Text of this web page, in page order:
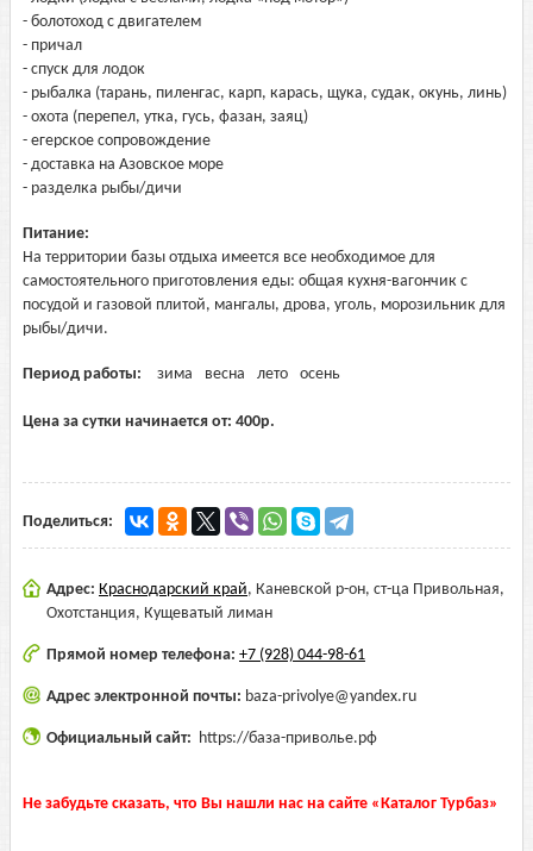
- болотоход с двигателем
- причал
- спуск для лодок
- рыбалка (тарань, пиленгас, карп, карась, щука, судак, окунь, линь)
- охота (перепел, утка, гусь, фазан, заяц)
- егерское сопровождение
- доставка на Азовское море
- разделка рыбы/дичи
Питание:
На территории базы отдыха имеется все необходимое для
самостоятельного приготовления еды: общая кухня-вагончик с
посудой и газовой плитой, мангалы, дрова, уголь, морозильник для
рыбы/дичи.
Период работы: зима весна лето осень
Цена за сутки начинается от: 400р.
Поделиться:
Адрес: Краснодарский край, Каневской р-он, ст-ца Привольная,
Охотстанция, Кущеватый лиман
Прямой номер телефона: +7 (928) 044-98-61
Адрес электронной почты: baza-privolye@yandex.ru
Официальный сайт: https://база-приволье.рф
Не забудьте сказать, что Вы нашли нас на сайте «Каталог Турбаз»